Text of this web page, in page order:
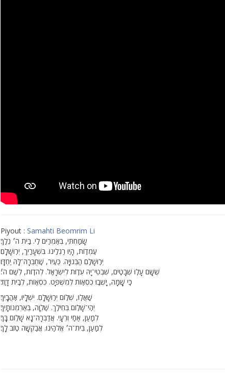
Piyout :Samahti Beomrim Li
שָׂמַֽחְתִּי, בְּאֹֽמְרִֽים לִֽי. בֵּֽית ה׳ נֵלֵֽךְ׃
עֹֽמְדֽוֹת, הָיֽוּ רַגְלֵֽינוּ. בִּשְׁעָרַֽיִךְ, יְרֽוּשָׁלָֽםִ׃
יְרֽוּשָׁלַֽםִ הַבְּנוּיָֽה. כְּעִֽיר, שֶֽׁחֻבְּרָה־לָּֽהּ יַחְדָּֽו׃
שֶׁשָּֽׁם עָלֽוּ שְׁבָטִֽים, שִׁבְטֵי־יָהּ עֵדֽוּת לְיִשְׂרָאֵֽל. לְהֹדֽוֹת, לְשֵֽׁם ה׳׃
כִּֽי שָֽׁמָּה, יָֽשְׁבֽוּ כִסְאֽוֹת לְמִשְׁפָּֽט. כִּסְאֽוֹת, לְבֵֽית דָּוִֽד׃
שַֽׁאֲלֽוּ, שְׁלֽוֹם יְרֽוּשָׁלָֽםִ. יִשְׁלָֽיוּ, אֹֽהֲבָֽיִךְ׃
יְהִֽי־שָׁלֽוֹם בְּחֵילֵֽךְ. שַׁלְוָֽה, בְּאַרְמְנוֹתָֽיִךְ׃
לְמַֽעַן, אַחַֽי וְרֵעָֽי. אֲדַבְּרָה־נָּֽא שָׁלֽוֹם בָּֽךְ׃
לְמַֽעַן, בֵּית־ה׳ אֱלֹהֵֽינוּ. אֲבַקְשָֽׁה טֽוֹב לָֽךְ׃